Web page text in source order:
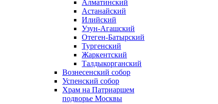
Алматинский
Астанайский
Илийский
Узун-Агашский
Отеген-Батырский
Тургенский
Жаркентский
Талдыкорганский
Вознесенский собор
Успенский собор
Храм на Патриаршем
подворье Москвы